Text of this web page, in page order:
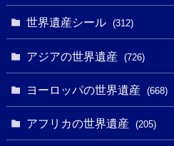
世界遺産シール (312)
アジアの世界遺産 (726)
(6)
ヨーロッパの世界遺産 (668)
(4)
アフリカの世界遺産 (205)